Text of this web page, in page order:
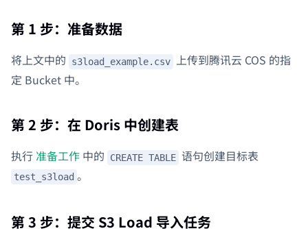
第 1 步：准备数据
将上文中的 s3load_example.csv 上传到腾讯云 COS 的指
定 Bucket 中。
第 2 步：在 Doris 中创建表
执行 准备工作 中的 CREATE TABLE 语句创建目标表
test_s3load 。
第 3 步：提交 S3 Load 导入任务